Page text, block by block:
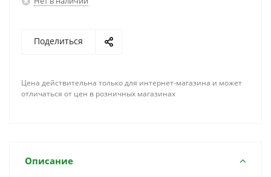
Поделиться
Цена действительна только для интернет-магазина и может
отличаться от цен в розничных магазинах
Описание